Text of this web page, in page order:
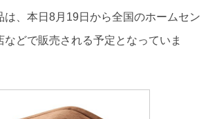
は、本日8月19日から全国のホームセン
などで販売される予定となっていま